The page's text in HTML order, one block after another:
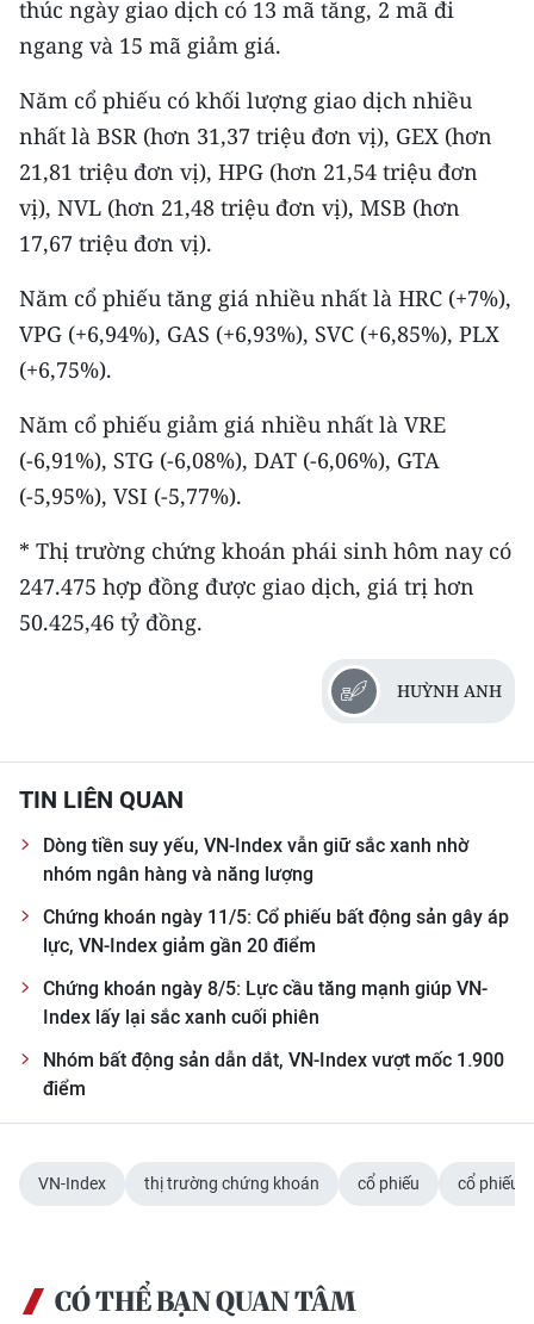
thúc ngày giao dịch có 13 mã tăng, 2 mã đi
ngang và 15 mã giảm giá.
Năm cổ phiếu có khối lượng giao dịch nhiều
nhất là BSR (hơn 31,37 triệu đơn vị), GEX (hơn
21,81 triệu đơn vị), HPG (hơn 21,54 triệu đơn
vị), NVL (hơn 21,48 triệu đơn vị), MSB (hơn
17,67 triệu đơn vị).
Năm cổ phiếu tăng giá nhiều nhất là HRC (+7%),
VPG (+6,94%), GAS (+6,93%), SVC (+6,85%), PLX
(+6,75%).
Năm cổ phiếu giảm giá nhiều nhất là VRE
(-6,91%), STG (-6,08%), DAT (-6,06%), GTA
(-5,95%), VSI (-5,77%).
* Thị trường chứng khoán phái sinh hôm nay có
247.475 hợp đồng được giao dịch, giá trị hơn
50.425,46 tỷ đồng.
HUỲNH ANH
TIN LIÊN QUAN
Dòng tiền suy yếu, VN-Index vẫn giữ sắc xanh nhờ
nhóm ngân hàng và năng lượng
Chứng khoán ngày 11/5: Cổ phiếu bất động sản gây áp
lực, VN-Index giảm gần 20 điểm
Chứng khoán ngày 8/5: Lực cầu tăng mạnh giúp VN-
Index lấy lại sắc xanh cuối phiên
Nhóm bất động sản dẫn dắt, VN-Index vượt mốc 1.900
điểm
VN-Index thị trường chứng khoán cổ phiếu cổ phiếu
CÓ THỂ BẠN QUAN TÂM